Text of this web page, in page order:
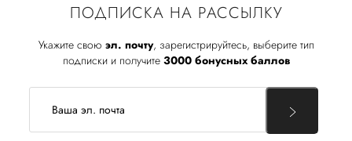
ПОДПИСКА НА РАССЫЛКУ
Укажите свою эл. почту, зарегистрируйтесь, выберите тип
подписки и получите 3000 бонусных баллов